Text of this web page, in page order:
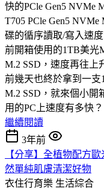
快的PCle Gen5 NVMe
T705 PCle Gen5
碟的循序讀取/寫入速
前開箱使用的1TB美光
M.2 SSD，速度再往上
前幾天也終於拿到一支
M.2 SSD，就來個小開
用的PC上速度有多快？
繼續閱讀
3年前
【分享】全植物配方
然單純肌膚清潔好物
衣住行育樂 生活綜合